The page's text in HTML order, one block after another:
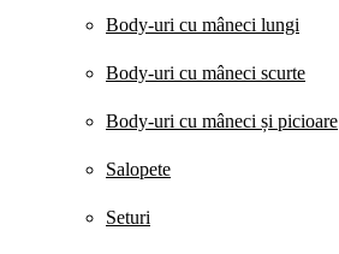
Body-uri cu mâneci lungi
Body-uri cu mâneci scurte
Body-uri cu mâneci și picioare
Salopete
Seturi